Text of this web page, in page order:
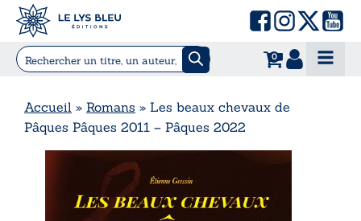
0
Accueil » Romans » Les beaux chevaux de
Pâques Pâques 2011 – Pâques 2022